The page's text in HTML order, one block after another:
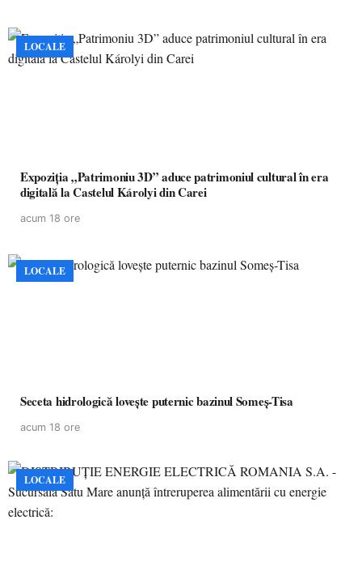
LOCALE
Expoziția „Patrimoniu 3D” aduce patrimoniul cultural în era
digitală la Castelul Károlyi din Carei
acum 18 ore
LOCALE
Seceta hidrologică lovește puternic bazinul Someș-Tisa
acum 18 ore
LOCALE